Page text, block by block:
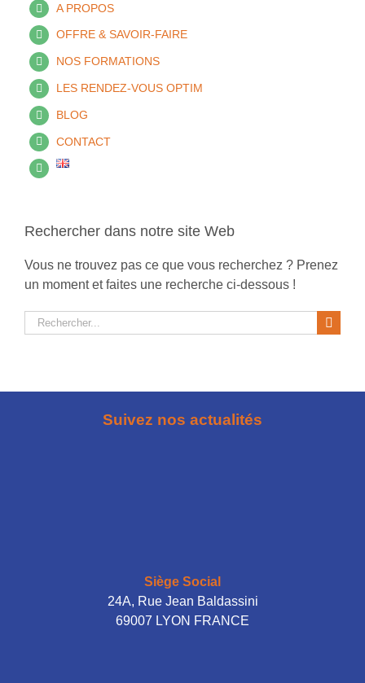
A PROPOS
OFFRE & SAVOIR-FAIRE
NOS FORMATIONS
LES RENDEZ-VOUS OPTIM
BLOG
CONTACT
Rechercher dans notre site Web
Vous ne trouvez pas ce que vous recherchez ? Prenez
un moment et faites une recherche ci-dessous !
Rechercher:
Suivez nos actualités
Siège Social
24A, Rue Jean Baldassini
69007 LYON FRANCE